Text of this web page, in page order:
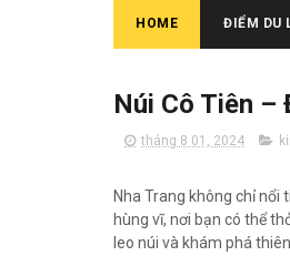
HOME ĐIỂM DU
Núi Cô Tiên
tháng 8 01, 2024
Nha Trang không chỉ
hùng vĩ, nơi bạn có thể
leo núi và khám phá